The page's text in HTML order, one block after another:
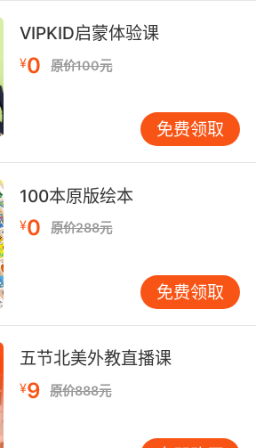
地掌握语言。例如，当孩子们
Barrier Reef”这个词时，如果
利亚的一个著名景点，是世界
统，他们就能更好地理解这个
大利亚的自然环境产生兴趣。
习到“the Rocky Mountains”这
拿大，他们就能更好地记住这
的地理特征产生兴趣。通过这
仅能够掌握词汇，还能拓宽他
他们的地理素养。
习的融合 历史事件是语言学习
了解英语国家的历史事件，不
地掌握语言。例如，当孩子们
Revolution”这个词时，如
国独立战争，是美国从英国独
事件，他们就能更好地理解这
VIPKID启蒙体验课
¥0 原价100元
免费领取
100本原版绘本
¥0 原价288元
免费领取
五节北美外教直播课
¥9 原价888元